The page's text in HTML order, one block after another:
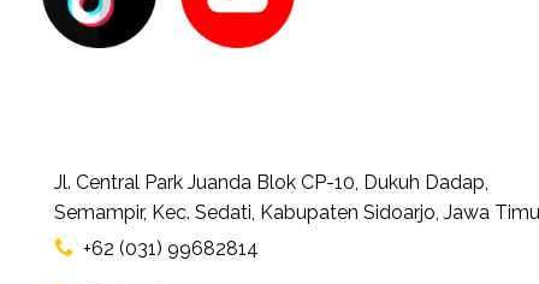
Jl. Central Park Juanda Blok CP-10, Dukuh Dadap,
Semampir, Kec. Sedati, Kabupaten Sidoarjo, Jawa
+62 (031) 99682814